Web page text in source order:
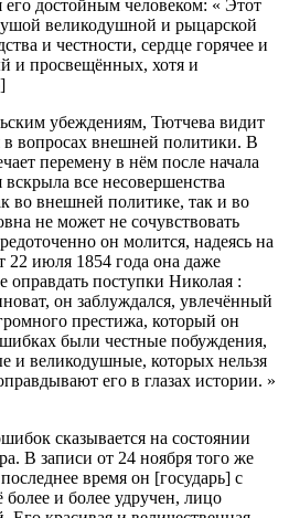
его достойным человеком: « Этот
великодушной и рыцарской
и честности, сердце горячее и
и просвещённых, хотя и
убеждениям, Тютчева видит
вопросах внешней политики. В
перемену в нём после начала
все несовершенства
во внешней политике, так и во
не может не сочувствовать
он молится, надеясь на
22 июля 1854 года она даже
оправдать поступки Николая :
он заблуждался, увлечённый
престижа, который он
были честные побуждения,
и великодушные, которых нельзя
его в глазах истории. »
сказывается на состоянии
В записи от 24 ноября того же
время он [государь] с
и более удручен, лицо